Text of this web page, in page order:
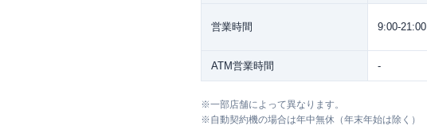
営業時間 9:00-21:00
ATM営業時間 -
※一部店舗によって異なります。
※自動契約機の場合は年中無休（年末年始は除く）